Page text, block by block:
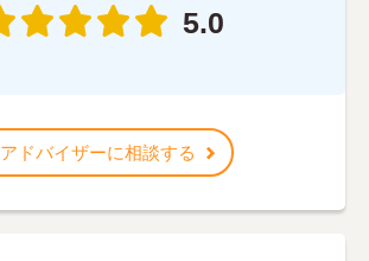
5.0
アドバイザーに相談する